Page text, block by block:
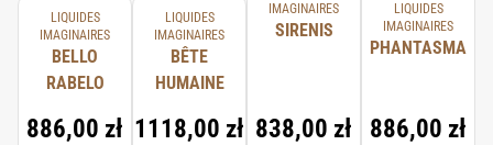
LIQUIDES
IMAGINAIRES
BELLO
RABELO
886,00 zł
LIQUIDES
IMAGINAIRES
BÊTE
HUMAINE
1118,00 zł
IMAGINAIRES
SIRENIS
838,00 zł
LIQUIDES
IMAGINAIRES
PHANTASMA
886,00 zł